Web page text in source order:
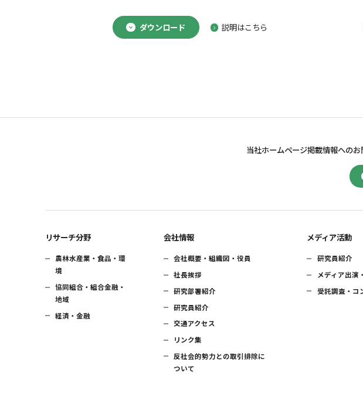
ダウンロード 説明はこちら
当社ホームページ掲載情報へのお
リサーチ分野
農林水産業・食品・環
境
協同組合・組合金融・
地域
経済・金融
会社情報
会社概要・組織図・役員
社長挨拶
研究部署紹介
研究員紹介
交通アクセス
リンク集
反社会的勢力との取引排除に
ついて
メディア活動
研究員紹介
メディア出演
受託調査・コ